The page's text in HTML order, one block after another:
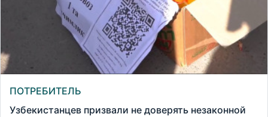
ПОТРЕБИТЕЛЬ
Узбекистанцев призвали не доверять незаконной